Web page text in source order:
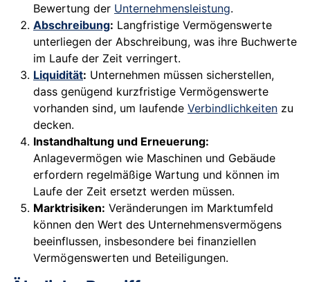
Bewertung der Unternehmensleistung.
Abschreibung: Langfristige Vermögenswerte
unterliegen der Abschreibung, was ihre Buchwerte
im Laufe der Zeit verringert.
Liquidität: Unternehmen müssen sicherstellen,
dass genügend kurzfristige Vermögenswerte
vorhanden sind, um laufende Verbindlichkeiten zu
decken.
Instandhaltung und Erneuerung:
Anlagevermögen wie Maschinen und Gebäude
erfordern regelmäßige Wartung und können im
Laufe der Zeit ersetzt werden müssen.
Marktrisiken: Veränderungen im Marktumfeld
können den Wert des Unternehmensvermögens
beeinflussen, insbesondere bei finanziellen
Vermögenswerten und Beteiligungen.